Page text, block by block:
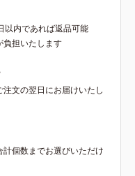
以内であれば返品可能
担いたします
文の翌日にお届けいたし
個数までお選びいただけ